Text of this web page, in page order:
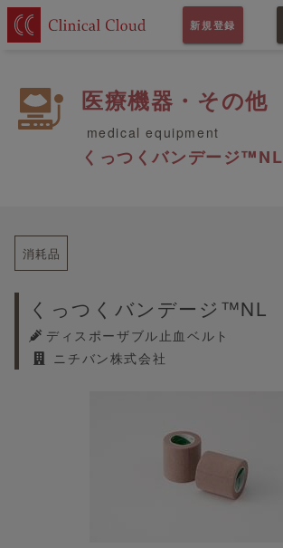
新規登録
医療機器・その他
medical equipment
くっつくバンデージ™NL
消耗品
くっつくバンデージ™NL
ディスポーザブル止血ベルト
ニチバン株式会社